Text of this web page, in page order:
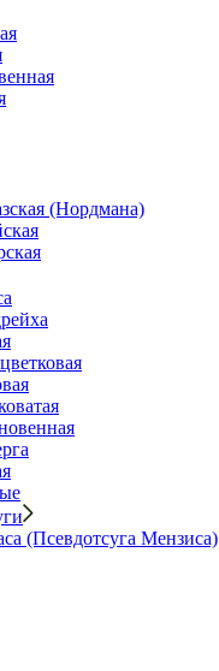
(Нордмана)
(Псевдотсуга Мензиса)